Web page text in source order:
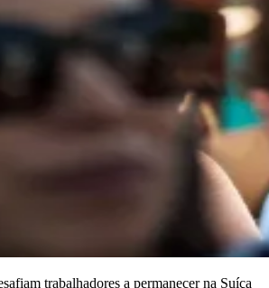
trabalhadores a permanecer na Suíça